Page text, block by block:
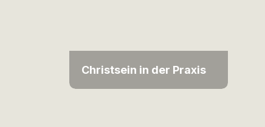
Christsein in der Praxis